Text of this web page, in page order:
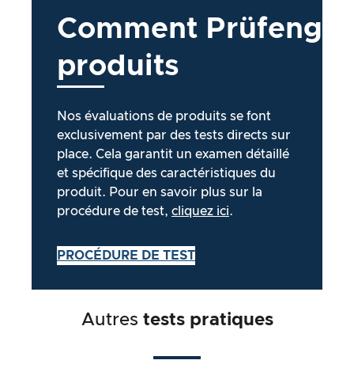
Comment Prüfengel
produits
Nos évaluations de produits se font
exclusivement par des tests directs sur
place. Cela garantit un examen détaillé
et spécifique des caractéristiques du
produit. Pour en savoir plus sur la
procédure de test, cliquez ici.
PROCÉDURE DE TEST
Autres tests pratiques